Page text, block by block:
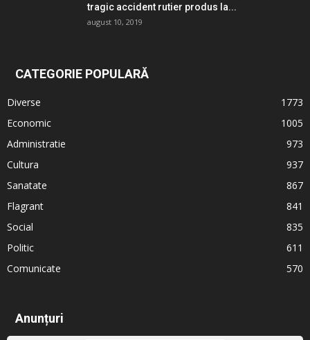
tragic accident rutier produs la...
august 10, 2019
CATEGORIE POPULARĂ
Diverse
1773
Economic
1005
Administratie
973
Cultura
937
Sanatate
867
Flagrant
841
Social
835
Politic
611
Comunicate
570
Anunțuri